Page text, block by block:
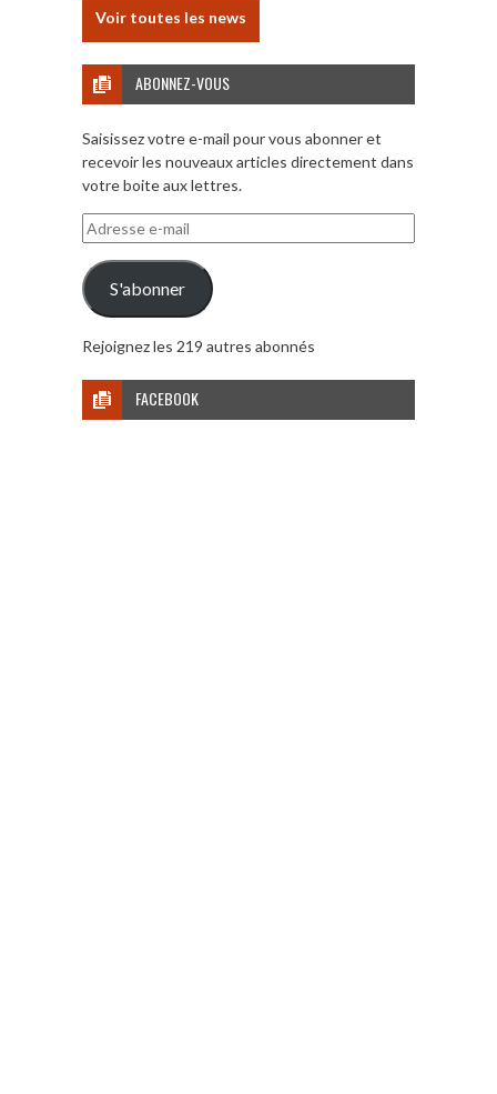
Voir toutes les news
ABONNEZ-VOUS
Saisissez votre e-mail pour vous abonner et
recevoir les nouveaux articles directement dans
votre boite aux lettres.
Adresse
e-
mail
S'abonner
Rejoignez les 219 autres abonnés
FACEBOOK